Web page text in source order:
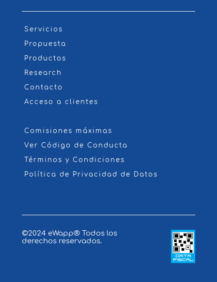
Servicios
Propuesta
Productos
Research
Contacto
Acceso a clientes
Comisiones máximas
Ver Código de Conducta
Términos y Condiciones
Política de Privacidad de Datos
©2024 eWapp® Todos los
derechos reservados.